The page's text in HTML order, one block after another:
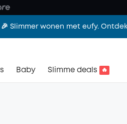
🎉 Slimmer wonen met eufy.
Baby Slimme deals 🔥